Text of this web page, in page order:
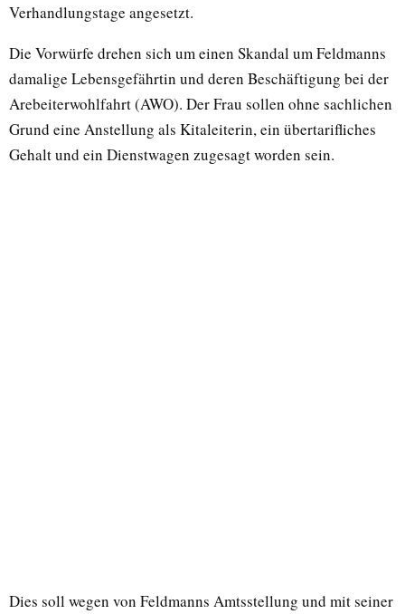
Verhandlungstage angesetzt.
Die Vorwürfe drehen sich um einen Skandal um Feldmanns
damalige Lebensgefährtin und deren Beschäftigung bei der
Arebeiterwohlfahrt (AWO). Der Frau sollen ohne sachlichen
Grund eine Anstellung als Kitaleiterin, ein übertarifliches
Gehalt und ein Dienstwagen zugesagt worden sein.
Dies soll wegen von Feldmanns Amtsstellung und mit seiner